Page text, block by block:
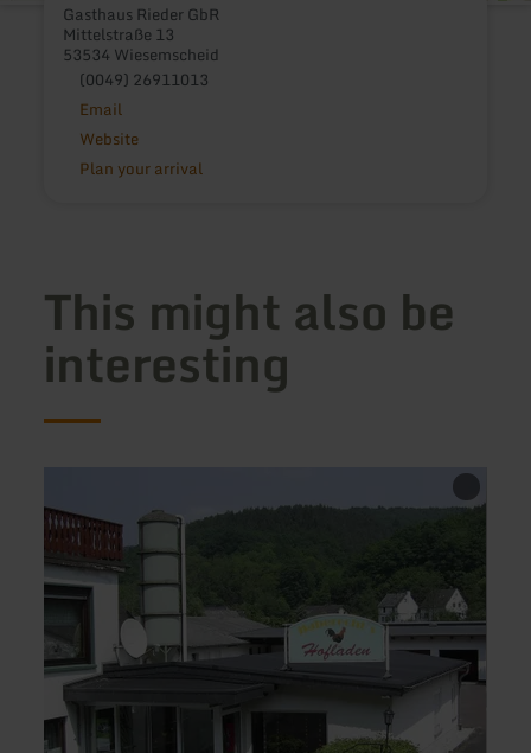
Gasthaus Rieder GbR
Mittelstraße 13
53534 Wiesemscheid
(0049) 26911013
Email
Website
Plan your arrival
This might also be
interesting
about:
Haberecht`s
Hofladen
|
Geflügelhof